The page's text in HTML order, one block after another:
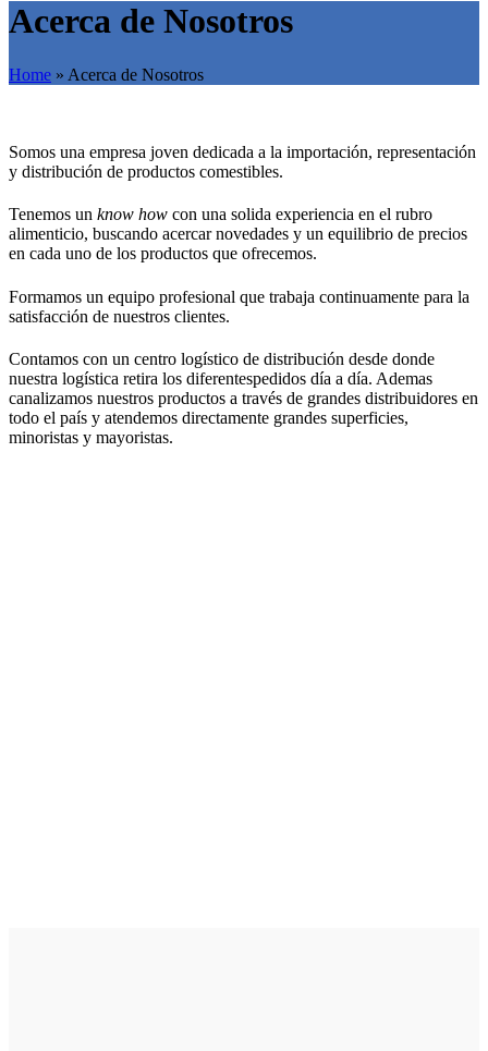
Acerca de Nosotros
Home » Acerca de Nosotros
Somos una empresa joven dedicada a la importación, representación
y distribución de productos comestibles.
Tenemos un know how con una solida experiencia en el rubro
alimenticio, buscando acercar novedades y un equilibrio de precios
en cada uno de los productos que ofrecemos.
Formamos un equipo profesional que trabaja continuamente para la
satisfacción de nuestros clientes.
Contamos con un centro logístico de distribución desde donde
nuestra logística retira los diferentespedidos día a día. Ademas
canalizamos nuestros productos a través de grandes distribuidores en
todo el país y atendemos directamente grandes superficies,
minoristas y mayoristas.